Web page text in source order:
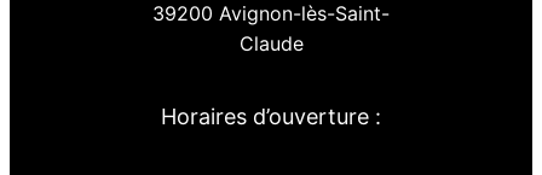
39200 Avignon-lès-Saint-
Claude
Horaires d’ouverture :